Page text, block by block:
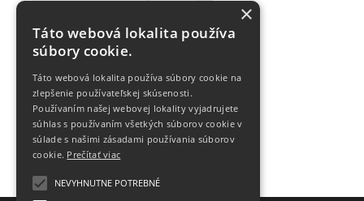
Zistiť viac.
×
Táto webová lokalita používa
súbory cookie.
Táto webová lokalita používa súbory cookie na
zlepšenie používateľskej skúsenosti.
Používaním našej webovej lokality vyjadrujete
súhlas s používaním všetkých súborov cookie v
súlade s našimi zásadami používania súborov
cookie. Prečítať viac
NEVYHNUTNE POTREBNÉ